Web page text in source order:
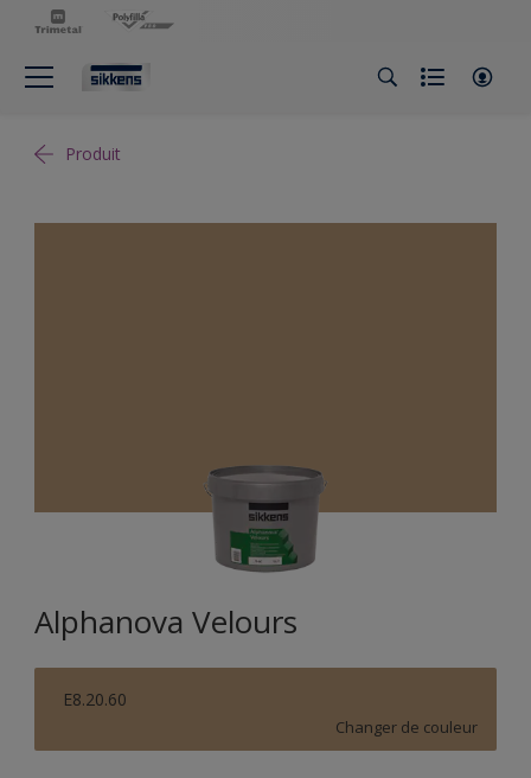
Produit
Alphanova Velours
E8.20.60
Changer de couleur